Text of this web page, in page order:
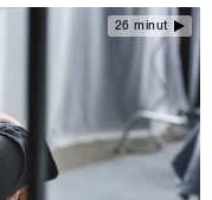
26 minut